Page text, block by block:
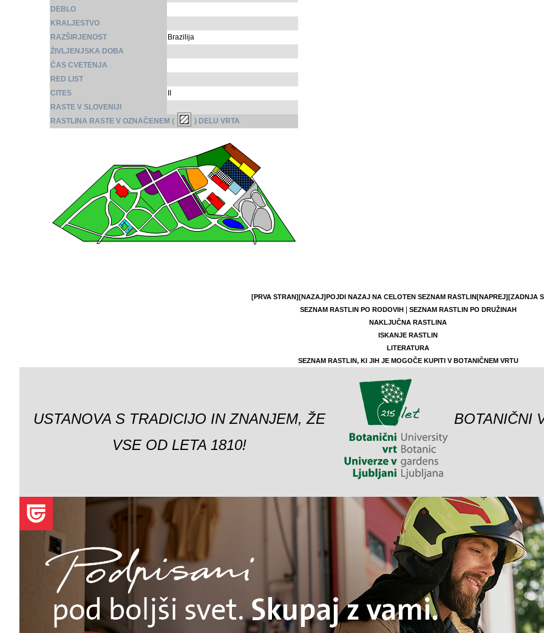
DEBLO
KRALJESTVO
RAZŠIRJENOST
Brazilija
ŽIVLJENJSKA DOBA
ČAS CVETENJA
RED LIST
CITES
RASTE V SLOVENIJI
RASTLINA RASTE V OZNAČENEM (
) DELU VRTA
[PRVA STRAN][NAZAJ]POJDI NAZAJ NA CELOTEN SEZNAM RASTLIN[NAPREJ][ZADNJA
SEZNAM RASTLIN PO RODOVIH|
SEZNAM RASTLIN PO DRUŽINAH
NAKLJUČNA RASTLINA
ISKANJE RASTLIN
LITERATURA
SEZNAM RASTLIN, KI JIH JE MOGOČE KUPITI V BOTANIČNEM VRTU
USTANOVA S TRADICIJO IN ZNANJEM, ŽE
VSE OD LETA 1810!
BOTANIČNI